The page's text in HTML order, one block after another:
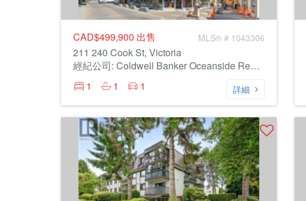
CAD$499,900 出售 MLS® # 1043306
211 240 Cook St, Victoria
經紀公司: Coldwell Banker Oceanside Real Estate
1
1 1 詳細